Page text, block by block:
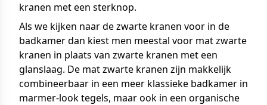
kranen met een sterknop.
Als we kijken naar de zwarte kranen voor in de
badkamer dan kiest men meestal voor mat zwarte
kranen in plaats van zwarte kranen met een
glanslaag. De mat zwarte kranen zijn makkelijk
combineerbaar in een meer klassieke badkamer in
marmer-look tegels, maar ook in een organische